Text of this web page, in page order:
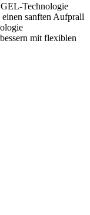
Technologie
sanften Aufprall
mit flexiblen